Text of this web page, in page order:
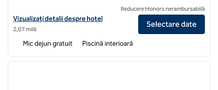
Vizualizați detaliile hotelului pentru Homewood Suites by Hilton
Vizualizați detalii despre hotel
2,07 milă
Reducere Honors nerambursabilă
Selectare date
Mic dejun gratuit Piscină interioară
1 din 12